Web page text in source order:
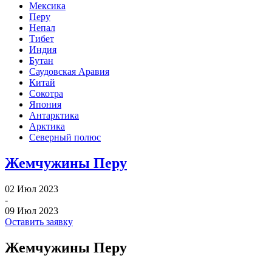
Мексика
Перу
Непал
Тибет
Индия
Бутан
Саудовская Аравия
Китай
Сокотра
Япония
Антарктика
Арктика
Северный полюс
Жемчужины Перу
02 Июл 2023
-
09 Июл 2023
Оставить заявку
Жемчужины Перу